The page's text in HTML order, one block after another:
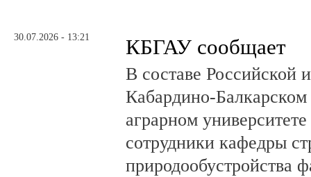
30.07.2026 - 13:21 КБГАУ сообщает
В составе Российской
Кабардино-Балкарском
аграрном
сотрудники кафедры
природообустройства